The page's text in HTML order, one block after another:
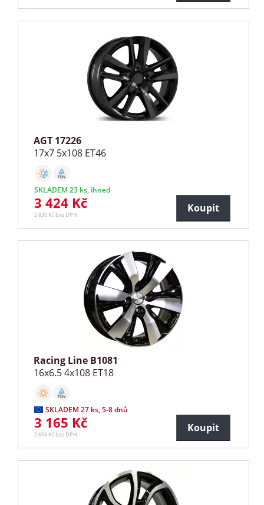
AGT 17226
17x7 5x108 ET46
SKLADEM 23 ks, ihned
3 424 Kč
2 830 Kč bez DPH
Koupit
Racing Line B1081
16x6.5 4x108 ET18
SKLADEM 27 ks, 5-8 dnů
3 165 Kč
2 616 Kč bez DPH
Koupit